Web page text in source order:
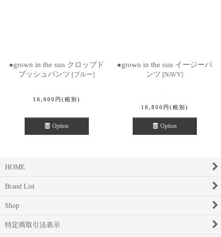
●grown in the sun クロップド
ブッシュパンツ [ブルー]
16,000 円 (税別)
Option
●grown in the sun イージーパ
ンツ [NAVY]
16,800 円 (税別)
Option
HOME
Brand List
Shop
特定商取引法表示